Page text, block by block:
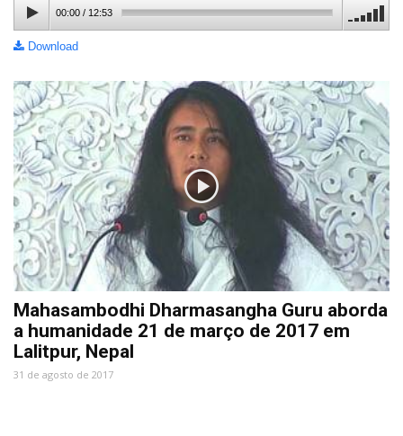
00:00/ 12:53
Download
Mahasambodhi Dharmasangha Guru aborda
a humanidade 21 de março de 2017 em
Lalitpur, Nepal
31 de agosto de 2017